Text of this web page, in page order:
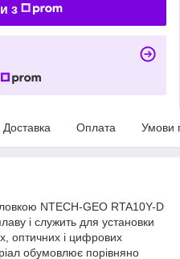
з
Доставка Оплата Умови
NTECH-GEO RTA10Y-D
і служить для установки
оптичних і цифрових
обумовлює порівняно